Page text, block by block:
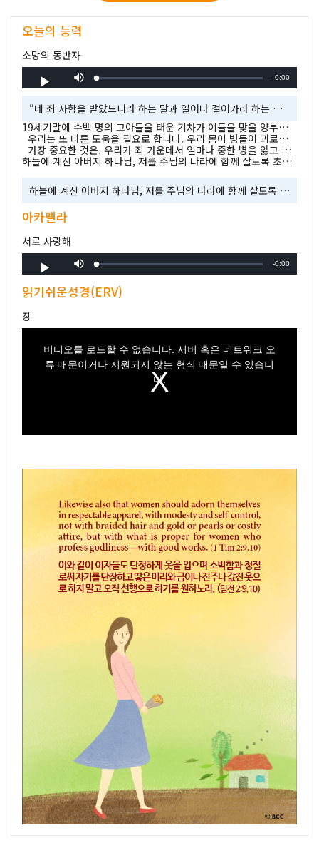
오늘의 능력
소망의 동반자
재
소
거
로
진
남
간
-0:00
“네 죄 사함을 받았느니라 하는 말과 일어나 걸어가라 하는 말이 어느 것이 쉽겠느냐? 그러나 인자가 땅에서 죄를 사하는 권세가 있는 줄을 너희로 알게 하리라.” ( 누가복음 5:23, 24)
19세기말에 수백 명의 고아들을 태운 기차가 이들을 맞을 양부모를 찾아 미 동부에서 서부로 가고 있었습니다. 정거장마다 고아들은 혹 그들을 맞아들일지도 모를 가족들이 찬찬히 살펴보도록 기차에서 내려 플랫폼에 있어야만 했습니다. 그 사람들을 바라보는 어린이들의 한 가지 생각은 ‘이번에는 내가 꼭 선택되기를 바라는 소망’뿐이었습니다. 우리는 어디에 속하기를 원하고, 누군가에 필요한 존재가 되기를 바라는 마음이 몹시 강합니다. 만일 우리가 소속된 곳이 없다면, 최선을 다해 그것을 이루려고 할 것입니다.
우리는 또 다른 도움을 필요로 합니다. 우리 몸이 병들어 괴로울 때에 낫기를 바라며, 하나님 뜻 안에서 병이 날 수 있는 모든 방법을 다 강구합니다. 사랑하는 자가 병들어 몹시 괴로워할 때, 그가 고통으로부터 해방될 수 있는 소망이 보이면, 그리고 가능하다면, 그를 위해 내 목숨이라도 내주고 싶을 것입니다. 당신과 나, 우리 모두는 누가복음 8장의 야이로와 병든 여인과 같은 소망의 동반자들입니다.
가장 중요한 것은, 우리가 죄 가운데서 얼마나 중한 병을 앓고 있는가를 깨달았을 때 예수님께서는 무엇보다도 중요한 치료의 소망을 주신다는 것입니다. 예수께서는 그가 하실 수 있음을 이미 증명하셨습니다. 예수 안에서 우리는 결코 실망할 일이 없습니다.
하늘에 계신 아버지 하나님, 저를 주님의 나라에 함께 살도록 초청해주신 것을 감사드립니다. 저를 용서해 주시고 영접해 주시므로 주님은 저의 가장 필요로 하는 것을 이루어 주셨습니다. 예수님 안에서 저의 소망이 든든하게 해주심을 감사드리며, 예수님의 이름으로 기도합니다. 아멘.
하늘에 계신 아버지 하나님, 저를 주님의 나라에 함께 살도록 초청해주신 것을 감사드립니다. 저를 용서해 주시고 영접해 주시므로 주님은 저의 가장 필요로 하는 것을 이루어 주셨습니다. 예수님 안에서 저의 소망이 든든하게 해주심을 감사드리며, 예수님의 이름으로 기도합니다. 아멘.
아카펠라
서로 사랑해
재
소
거
로
0%
진
남
간
-0:00
읽기쉬운성경(ERV)
장
비디오를 로드할 수 없습니다. 서버 혹은 네트워크 오
류 때문이거나 지원되지 않는 형식 때문일 수 있습니
다.